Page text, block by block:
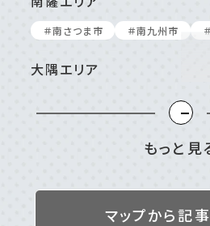
もっと見
＃南さつま市 ＃南九州市
大隅エリア
＃⿅屋市
＃垂⽔市
＃志布志市 ＃曽
マップから記